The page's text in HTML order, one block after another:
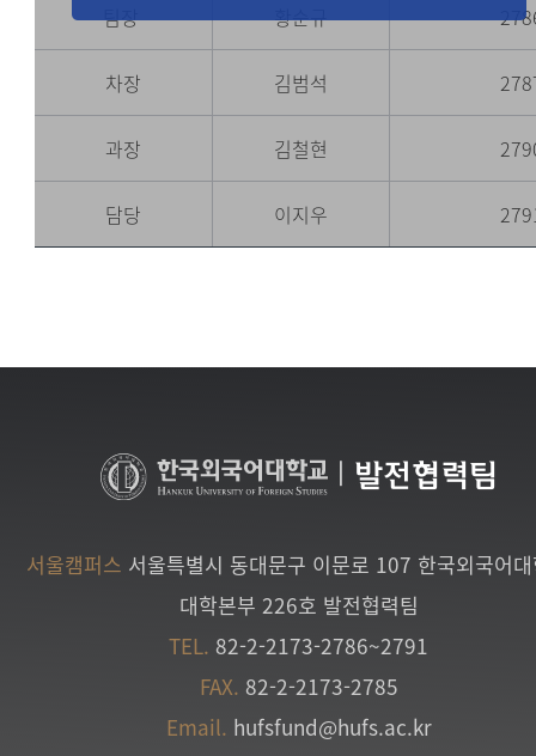
팀장 황순규
차장 김범석
과장 김철현
담당 이지우
발전협력팀
서울캠퍼스 서울특별시 동대문구 이문로 107 한국외국어
대학본부 226호 발전협력팀
TEL. 82-2-2173-2786~2791
FAX. 82-2-2173-2785
Email. hufsfund@hufs.ac.kr